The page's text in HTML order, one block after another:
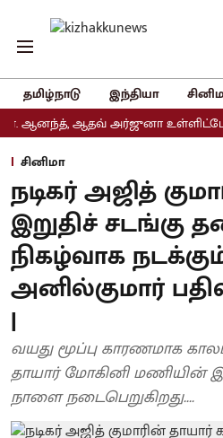
தமிழ்நாடு இந்தியா
ஆதவ் அர்ஜுனா உள்ளிட்டோர்க்கு
சினிமா
நடிகர் அஜித்
இறுதிச் சடங்கு
நிகழ்வாக
அனில்குமார்
|
வயது மூப்பு காரணமாக
தாயார் மோகினி மணியின்
நாளை நடைபெறுகிறது....